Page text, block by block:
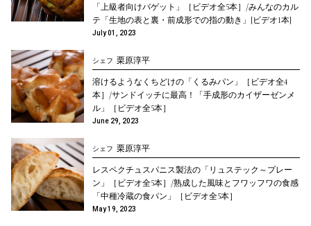
「上級者向けバゲット」［ビデオ全5本］/みんなのカル
テ「生地の表と裏・前成形での指の動き」[ビデオ1本]
July 01, 2023
シェフ 栗原淳平
溶けるようなくちどけの「くるみパン」［ビデオ全4
本］/サンドイッチに最高！「手成形のカイザーゼンメ
ル」［ビデオ全5本］
June 29, 2023
シェフ 栗原淳平
レスペクチュスパニス製法の「リュステック～プレー
ン」［ビデオ全5本］/熟成した風味とフワッフワの食感
「中種冷蔵の食パン」［ビデオ全5本］
May 19, 2023